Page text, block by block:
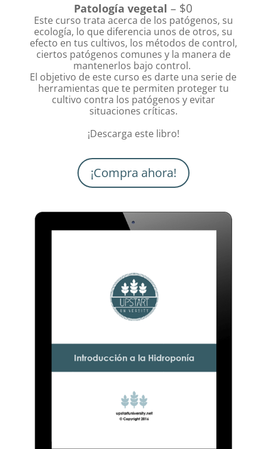
Patología vegetal– $0
Este curso trata acerca de los patógenos, su
ecología, lo que diferencia unos de otros, su
efecto en tus cultivos, los métodos de control,
ciertos patógenos comunes y la manera de
mantenerlos bajo control.
El objetivo de este curso es darte una serie de
herramientas que te permiten proteger tu
cultivo contra los patógenos y evitar
situaciones críticas.
¡Descarga este libro!
¡Compra ahora!